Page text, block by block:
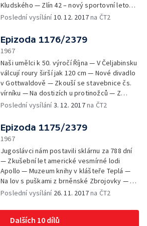
Kludského — Zlín 42 – nový sportovní letoun
— Pronikání do vesmíru v dětských kresbách
Francie, Anglie, Československa a Polska —
Lidový řezbář z Prachatic — Narodil se
200milióntý Američan
Poslední vysílání10. 12. 2017na ČT2
Epizoda 1176/2379
1967
Naši umělci k 50. výročí Října — V Čeljabinsku
válcují roury širší jak 120 cm — Nové divadlo
v Gottwaldově — Zkouší se stavebnice čs.
vírníku — Na dostizích u protinožců — Z
koňského trhu v Holandsku — Zima ve Vyšné
vypráví o své životní anabázi
Poslední vysílání3. 12. 2017na ČT2
Epizoda 1175/2379
1967
Jugoslávci nám postavili sklárnu za 788 dní
— Zkušební let americké vesmírné lodi
Apollo — Muzeum knihy v klášteře Teplá —
Na lov s puškami z brněnské Zbrojovky — Na
kamzíky se sítěmi — Jak se líhnou lososi —
uspořádali mezinárodní soutěž v tanci — Náš
fejeton: 65 let herečky Olgy Scheinpflugové
Poslední vysílání 26. 11. 2017na ČT2
Dalších 10 dílů